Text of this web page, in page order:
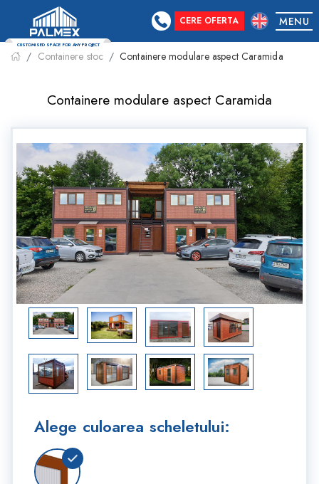
CUSTOMISED SPACE FOR ANY PROJECT
CERE OFERTA MENU
Containere stoc Containere modulare aspect Caramida
Containere modulare aspect Caramida
Alege culoarea scheletului: